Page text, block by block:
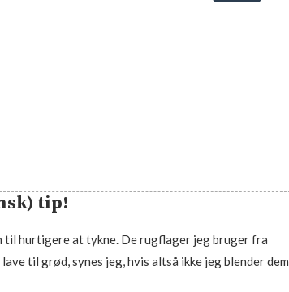
tip!
til hurtigere at tykne. De rugflager jeg bruger fra
til grød, synes jeg, hvis altså ikke jeg blender dem.